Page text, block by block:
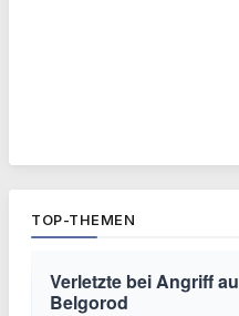
TOP-THEMEN
Verletzte bei Angriff
Belgorod